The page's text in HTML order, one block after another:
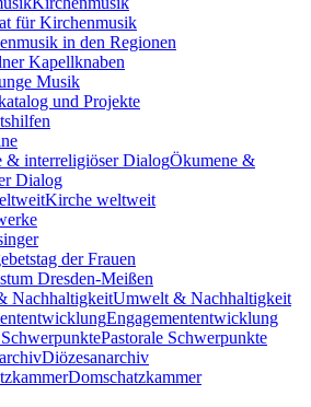
für Kirchenmusik
in den Regionen
Kapellknaben
Musik
und Projekte
Ökumene &
Dialog
Kirche weltweit
der Frauen
Dresden-Meißen
Umwelt & Nachhaltigkeit
Engagemententwicklung
Pastorale Schwerpunkte
Diözesanarchiv
Domschatzkammer